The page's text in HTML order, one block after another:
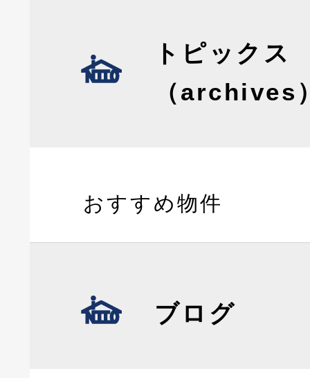
トピックス
（archives
おすすめ物件
ブログ